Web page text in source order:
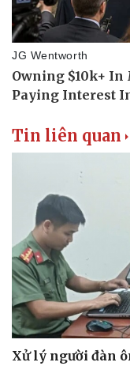
Tin liên quan
Xử lý người đàn